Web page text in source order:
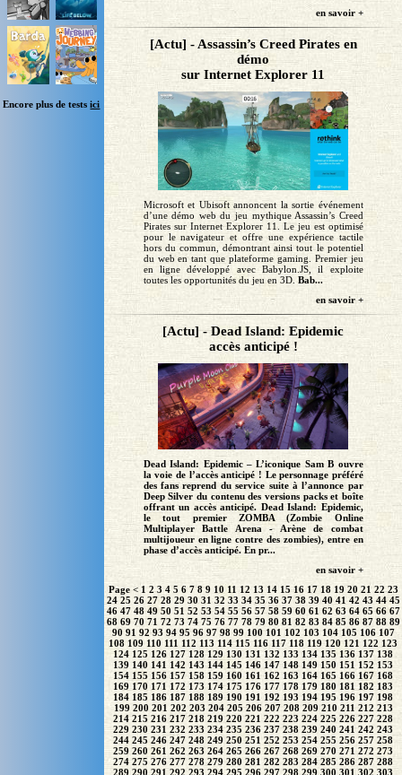
Encore plus de testsici
en savoir +
[Actu] - Assassin’s Creed Pirates en
démo
sur Internet Explorer 11
Microsoft et Ubisoft annoncent la sortie événement
d’une démo web du jeu mythique Assassin’s Creed
Pirates sur Internet Explorer 11. Le jeu est optimisé
pour le navigateur et offre une expérience tactile
hors du commun, démontrant ainsi tout le potentiel
du web en tant que plateforme gaming. Premier jeu
en ligne développé avec Babylon.JS, il exploite
toutes les opportunités du jeu en 3D.Bab...
en savoir +
[Actu] - Dead Island: Epidemic
accès anticipé !
Dead Island: Epidemic – L’iconique Sam B ouvre
la voie de l’accès anticipé ! Le personnage préféré
des fans reprend du service suite à l’annonce par
Deep Silver du contenu des versions packs et boîte
offrant un accès anticipé. Dead Island: Epidemic,
le tout premier ZOMBA (Zombie Online
Multiplayer Battle Arena - Arène de combat
multijoueur en ligne contre des zombies), entre en
phase d’accès anticipé. En pr...
en savoir +
Page < 1 2 3 4 5 6 7 8 9 10 11 12 13 14 15 16 17 18 19 20 21 22 23
24 25 26 27 28 29 30 31 32 33 34 35 36 37 38 39 40 41 42 43 44 45
46 47 48 49 50 51 52 53 54 55 56 57 58 59 60 61 62 63 64 65 66 67
68 69 70 71 72 73 74 75 76 77 78 79 80 81 82 83 84 85 86 87 88 89
90 91 92 93 94 95 96 97 98 99 100 101 102 103 104 105 106 107
108 109 110 111 112 113 114 115 116 117 118 119 120 121 122 123
124 125 126 127 128 129 130 131 132 133 134 135 136 137 138
139 140 141 142 143 144 145 146 147 148 149 150 151 152 153
154 155 156 157 158 159 160 161 162 163 164 165 166 167 168
169 170 171 172 173 174 175 176 177 178 179 180 181 182 183
184 185 186 187 188 189 190 191 192 193 194 195 196 197 198
199 200 201 202 203 204 205 206 207 208 209 210 211 212 213
214 215 216 217 218 219 220 221 222 223 224 225 226 227 228
229 230 231 232 233 234 235 236 237 238 239 240 241 242 243
244 245 246 247 248 249 250 251 252 253 254 255 256 257 258
259 260 261 262 263 264 265 266 267 268 269270 271 272 273
274 275 276 277 278 279 280 281 282 283 284 285 286 287 288
289 290 291 292 293 294 295 296 297 298 299 300 301 302 303